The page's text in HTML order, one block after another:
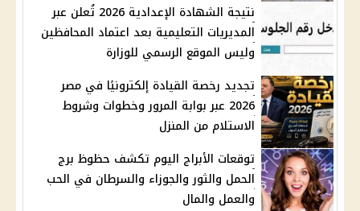
نتيجة الشهادة الإعدادية 2026 تُعلن عبر
المديريات التعليمية بعد اعتماد المحافظين
وليس الموقع الرسمي للوزارة
تجديد رخصة القيادة إلكترونيًا في مصر
2026 عبر بوابة المرور وخطوات وشروط
الاستلام من المنزل
توقعات الأبراج اليوم تكشف حظوظ برج
الحمل والثور والجوزاء والسرطان في الحب
والعمل والمال